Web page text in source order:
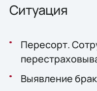
Ситуация
Пересорт.
Выявление